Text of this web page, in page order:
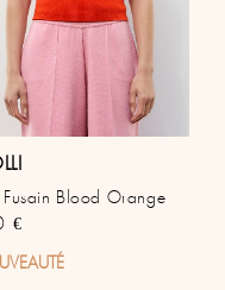
Fusain Blood Orange
habituel
€